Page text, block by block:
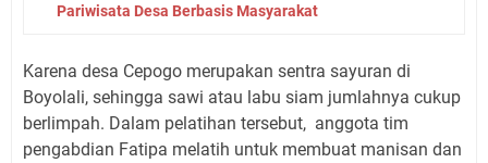
Pariwisata Desa Berbasis Masyarakat
Karena desa Cepogo merupakan sentra sayuran di
Boyolali, sehingga sawi atau labu siam jumlahnya cukup
berlimpah. Dalam pelatihan tersebut, anggota tim
pengabdian Fatipa melatih untuk membuat manisan dan